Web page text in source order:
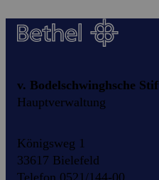
v. Bodelschwinghsche
Hauptverwaltung
Königsweg 1
33617 Bielefeld
Telefon 0521/144-00